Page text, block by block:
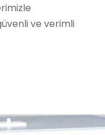
ve verimli